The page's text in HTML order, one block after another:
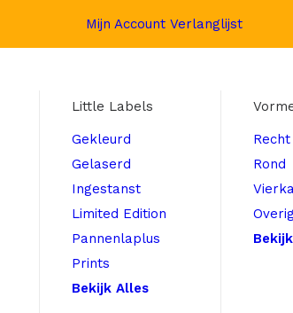
Mijn Account Verlanglijst
Little Labels
Gekleurd
Gelaserd
Ingestanst
Limited Edition
Pannenlaplus
Prints
Bekijk Alles
Recht
Rond